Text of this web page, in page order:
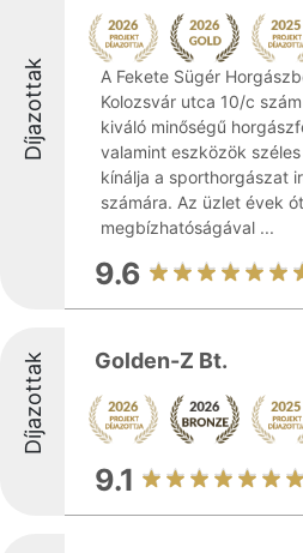
Díjazottak
A Fekete Sügér
Kolozsvár utca 10/c
kiváló minőségű
valamint eszközök
kínálja a sporthorgászat
számára. Az üzlet évek
megbízhatóságával ...
9.6
Díjazottak Golden-Z Bt.
9.1